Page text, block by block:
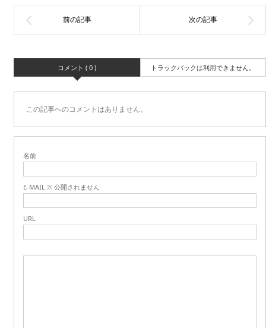
コメント ( 0 ) トラックバックは利用できません。
この記事へのコメントはありません。
名前
E-MAIL ※ 公開されません
URL